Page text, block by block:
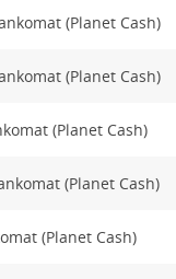
(Planet Cash)
(Planet Cash)
(Planet Cash)
(Planet Cash)
(Planet Cash)